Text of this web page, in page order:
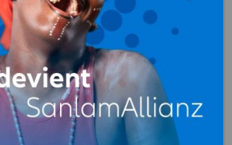
OPTIMUM B&B
Nettoyage industriel
Douala
Cameroun
+(237)655510324